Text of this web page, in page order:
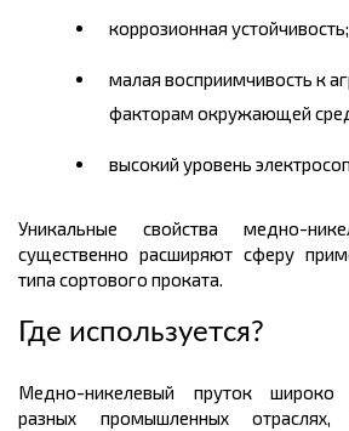
коррозионная устойчивость;
малая восприимчивость к
факторам окружающей
высокий уровень
Уникальные свойства медно-
существенно расширяют сферу
типа сортового проката.
Где используется?
Медно-никелевый пруток широко
разных промышленных